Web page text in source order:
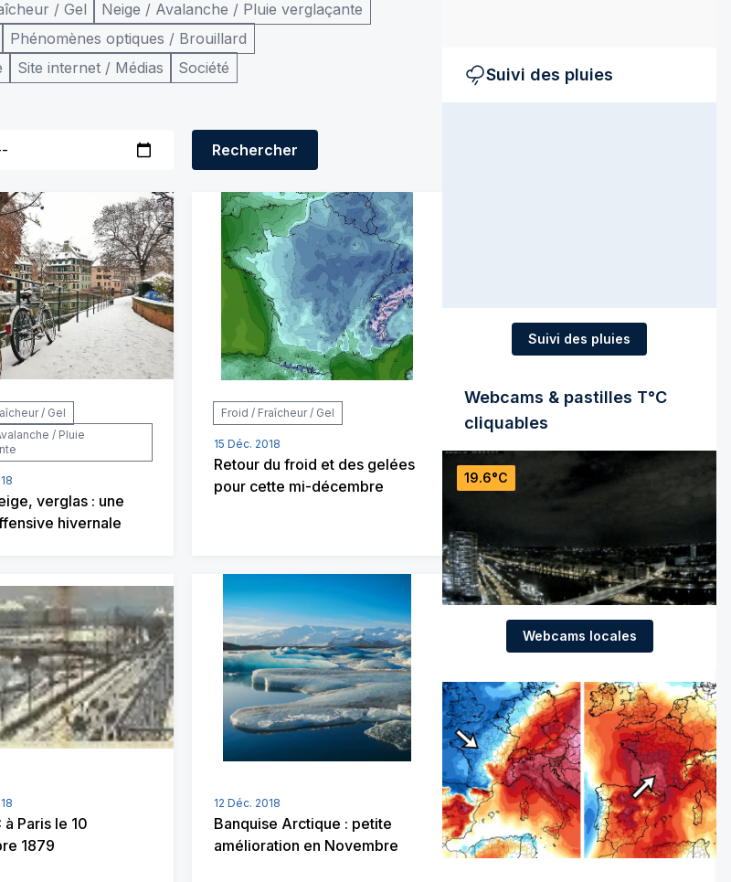
/ Gel
Neige / Avalanche / Pluie verglaçante
Phénomènes optiques / Brouillard
Site internet / Médias Société
Rechercher
/ Gel
/ Pluie
verglas : une
hivernale
Froid / Fraîcheur / Gel
15 Déc. 2018
Retour du froid et des gelées
pour cette mi-décembre
Paris le 10
1879
12 Déc. 2018
Banquise Arctique : petite
amélioration en Novembre
Suivi des pluies
Suivi des pluies
Webcams & pastilles T°C
cliquables
19.6°C
Webcams locales